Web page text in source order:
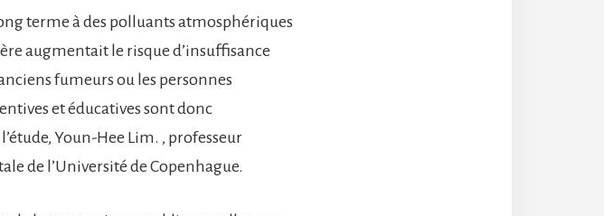
terme à des polluants atmosphériques
augmentait le risque d’insuffisance
fumeurs ou les personnes
et éducatives sont donc
Youn-Hee Lim. , professeur
de l’Université de Copenhague.